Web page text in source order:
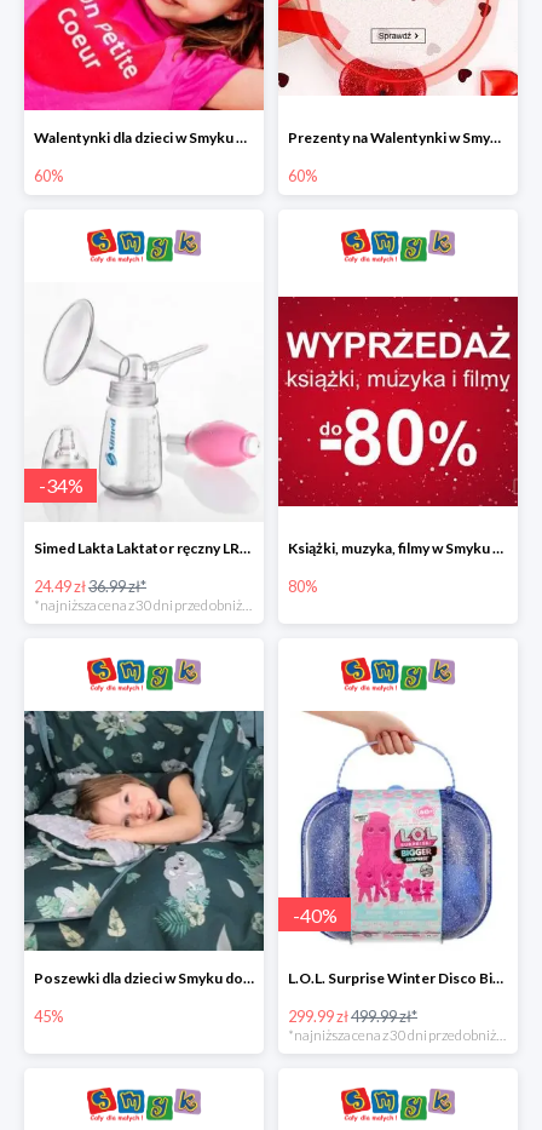
Walentynki dla dzieci w Smyku do -60%
60%
Prezenty na Walentynki w Smyku do -60%
60%
-34%
Simed Lakta Laktator ręczny LR-8 -34%
24.49 zł36.99 zł*
*najniższa cena z 30 dni przed obniżką
Książki, muzyka, filmy w Smyku do -80%
80%
Poszewki dla dzieci w Smyku do -45%
45%
-40%
L.O.L. Surprise Winter Disco Bigger Surprise Zestaw laleczek w walizce -40%
299.99 zł499.99 zł*